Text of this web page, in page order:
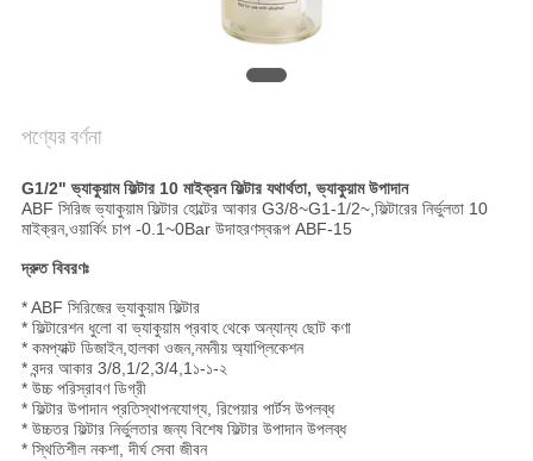
POLICY
পণ্যের বর্ণনা
G1/2" ভ্যাকুয়াম ফিল্টার 10 মাইক্রন ফিল্টার যথার্থতা, ভ্যাকুয়াম উপাদান
ABF সিরিজ ভ্যাকুয়াম ফিল্টার হোল্টের আকার G3/8~G1-1/2~,ফিল্টারের নির্ভুলতা 10
মাইক্রন,ওয়ার্কিং চাপ -0.1~0Bar উদাহরণস্বরূপ ABF-15
দ্রুত বিবরণঃ
* ABF সিরিজের ভ্যাকুয়াম ফিল্টার
* ফিল্টারেশন ধুলো বা ভ্যাকুয়াম প্রবাহ থেকে অন্যান্য ছোট কণা
* কমপ্যাক্ট ডিজাইন,হালকা ওজন,নমনীয় অ্যাপ্লিকেশন
* বন্দর আকার 3/8,1/2,3/4,1১-১-২
* উচ্চ পরিস্রাবণ ডিগ্রী
* ফিল্টার উপাদান প্রতিস্থাপনযোগ্য, রিপেয়ার পার্টস উপলব্ধ
* উচ্চতর ফিল্টার নির্ভুলতার জন্য বিশেষ ফিল্টার উপাদান উপলব্ধ
* স্থিতিশীল নকশা, দীর্ঘ সেবা জীবন